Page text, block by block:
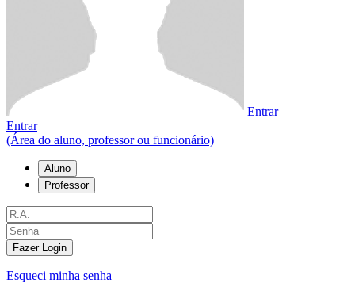
Entrar
Entrar
(Área do aluno, professor ou funcionário)
Aluno
Professor
Fazer Login
Esqueci minha senha